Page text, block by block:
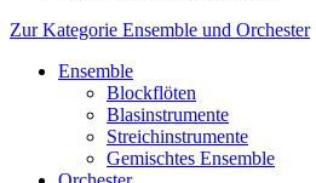
Zur Kategorie Ensemble und Orchester
Ensemble
Blockflöten
Blasinstrumente
Streichinstrumente
Gemischtes Ensemble